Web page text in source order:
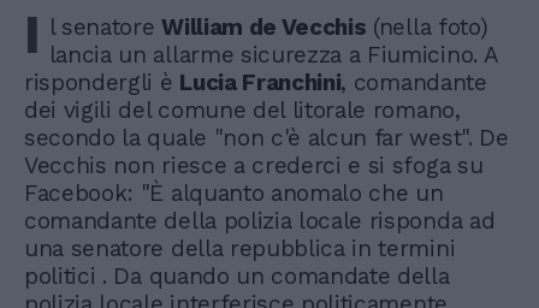
I l senatoreWilliam de Vecchis (nella foto)
lancia un allarme sicurezza a Fiumicino. A
rispondergli è Lucia Franchini, comandante
dei vigili del comune del litorale romano,
secondo la quale "non c'è alcun far west". De
Vecchis non riesce a crederci e si sfoga su
Facebook: "È alquanto anomalo che un
comandante della polizia locale risponda ad
una senatore della repubblica in termini
politici . Da quando un comandate della